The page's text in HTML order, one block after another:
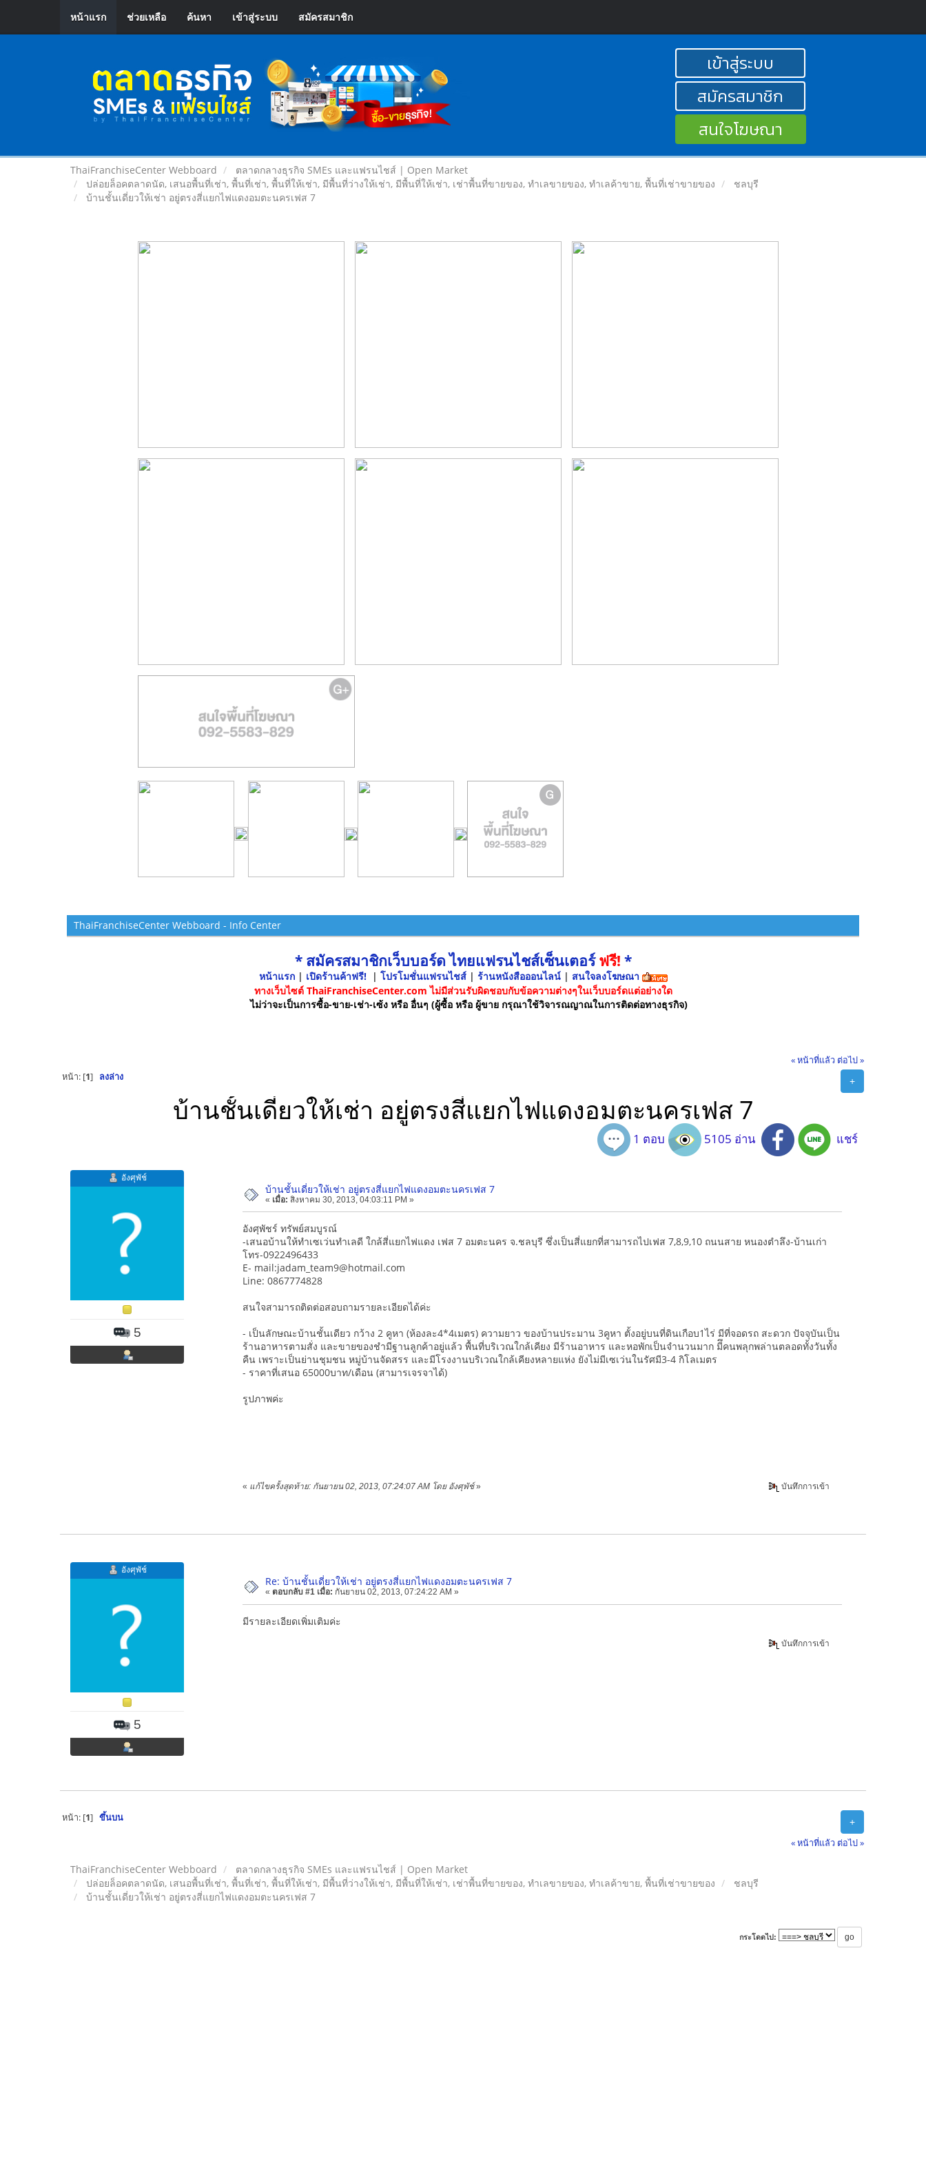
หน้าแรก ช่วยเหลือ ค้นหา เข้าสู่ระบบ สมัครสมาชิก
เข้าสู่ระบบ
สมัครสมาชิก
สนใจโฆษณา
ThaiFranchiseCenter Webboard
ตลาดกลางธุรกิจ SMEs และแฟรนไชส์ | Open Market
ปล่อยล็อคตลาดนัด, เสนอพื้นที่เช่า, พื้นที่เช่า, พื้นที่ให้เช่า, มีพื้นที่ว่างให้เช่า, มีพื้นที่ให้เช่า, เช่าพื้นที่ขายของ, ทําเลขายของ, ทำเลค้าขาย, พื้นที่เช่าขายของ
ชลบุรี
บ้านชั้นเดี่ยวให้เช่า อยู่ตรงสี่แยกไฟแดงอมตะนครเฟส 7
ThaiFranchiseCenter Webboard - Info Center
* สมัครสมาชิกเว็บบอร์ด ไทยแฟรนไชส์เซ็นเตอร์ฟรี! *
หน้าแรก| เปิดร้านค้าฟรี! | โปรโมชั่นแฟรนไชส์ | ร้านหนังสือออนไลน์ | สนใจลงโฆษณา
ทางเว็บไซต์ ThaiFranchiseCenter.com ไม่มีส่วนรับผิดชอบกับข้อความต่างๆในเว็บบอร์ดแต่อย่างใด
ไม่ว่าจะเป็นการซื้อ-ขาย-เช่า-เซ้ง หรือ อื่นๆ (ผู้ซื้อ หรือ ผู้ขาย กรุณาใช้วิจารณญาณในการติดต่อทางธุรกิจ)
« หน้าที่แล้ว ต่อไป »
+
หน้า: [1] ลงล่าง
บ้านชั้นเดี่ยวให้เช่า อยู่ตรงสี่แยกไฟแดงอมตะนครเฟส 7
1 ตอบ 5105 อ่าน แชร์
อังศุพัช์
5
บ้านชั้นเดี่ยวให้เช่า อยู่ตรงสี่แยกไฟแดงอมตะนครเฟส 7
« เมื่อ: สิงหาคม 30, 2013, 04:03:11 PM »
อังศุพัชร์ ทรัพย์สมบูรณ์
-เสนอบ้านให้ทำเซเว่นทำเลดี ใกล้สี่แยกไฟแดง เฟส 7 อมตะนคร จ.ชลบุรี ซึ่งเป็นสี่แยกที่สามารถไปเฟส 7,8,9,10 ถนนสาย หนองตำลึง-บ้านเก่า
โทร-0922496433
E- mail:jadam_team9@hotmail.com
Line: 0867774828
สนใจสามารถติดต่อสอบถามรายละเอียดได้ค่ะ
- เป็นลักษณะบ้านชั้นเดียว กว้าง 2 คูหา (ห้องละ4*4เมตร) ความยาว ของบ้านประมาน 3คูหา ตั้งอยู่บนที่ดินเกือบ1ไร่ มีที่จอดรถ สะดวก ปัจจุบันเป็น
ร้านอาหารตามสั่ง และขายของชำมีฐานลูกค้าอยู่แล้ว พื้นที่บริเวณใกล้เคียง มีร้านอาหาร และหอพักเป็นจำนวนมาก มีึคนพลุกพล่านตลอดทั้งวันทั้ง
คืน เพราะเป็นย่านชุมชน หมู่บ้านจัดสรร และมีโรงงานบริเวณใกล้เคียงหลายแห่ง ยังไม่มีเซเว่นในรัศมี3-4 กิโลเมตร
- ราคาที่เสนอ 65000บาท/เดือน (สามารเจรจาได้)
รูปภาพค่ะ
« แก้ไขครั้งสุดท้าย: กันยายน 02, 2013, 07:24:07 AM โดย อังศุพัช์» บันทึกการเข้า
อังศุพัช์
5
Re: บ้านชั้นเดี่ยวให้เช่า อยู่ตรงสี่แยกไฟแดงอมตะนครเฟส 7
« ตอบกลับ #1 เมื่อ: กันยายน 02, 2013, 07:24:22 AM »
มีรายละเอียดเพิ่มเติมค่ะ
บันทึกการเข้า
+
หน้า: [1] ขึ้นบน
« หน้าที่แล้ว ต่อไป »
ThaiFranchiseCenter Webboard
ตลาดกลางธุรกิจ SMEs และแฟรนไชส์ | Open Market
ปล่อยล็อคตลาดนัด, เสนอพื้นที่เช่า, พื้นที่เช่า, พื้นที่ให้เช่า, มีพื้นที่ว่างให้เช่า, มีพื้นที่ให้เช่า, เช่าพื้นที่ขายของ, ทําเลขายของ, ทำเลค้าขาย, พื้นที่เช่าขายของ
ชลบุรี
บ้านชั้นเดี่ยวให้เช่า อยู่ตรงสี่แยกไฟแดงอมตะนครเฟส 7
กระโดดไป: